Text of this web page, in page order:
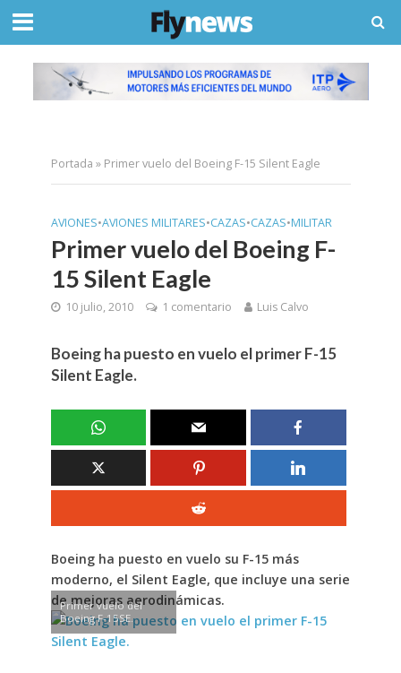
Portada » Primer vuelo del Boeing F-15 Silent Eagle
AVIONES•AVIONES MILITARES•CAZAS•CAZAS•MILITAR
Primer vuelo del Boeing F-
15 Silent Eagle
10 julio, 2010 1 comentario Luis Calvo
Boeing ha puesto en vuelo el primer F-15
Silent Eagle.
Boeing ha puesto en vuelo su F-15más
moderno, el Silent Eagle, que incluye una serie
de mejoras aerodinámicas.
Primer vuelo del
Boeing F-15SE.